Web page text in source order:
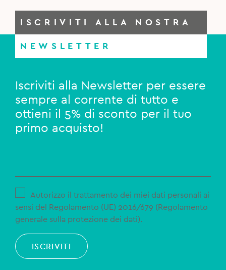
ISCRIVITI ALLA NOSTRA
NEWSLETTER
Iscriviti alla Newsletter per essere
sempre al corrente di tutto e
ottieni il 5% di sconto per il tuo
primo acquisto!
Autorizzo il trattamento dei miei dati personali ai
sensi del Regolamento (UE) 2016/679 (Regolamento
generale sulla protezione dei dati).
ISCRIVITI